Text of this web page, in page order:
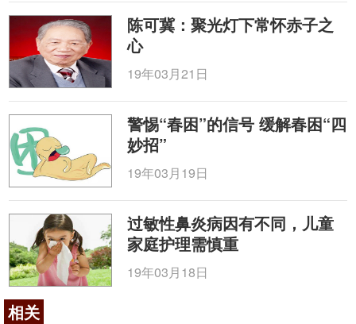
陈可冀：聚光灯下常怀赤子之
心
19年03月21日
警惕“春困”的信号 缓解春困“四
妙招”
19年03月19日
过敏性鼻炎病因有不同，儿童
家庭护理需慎重
19年03月18日
相关